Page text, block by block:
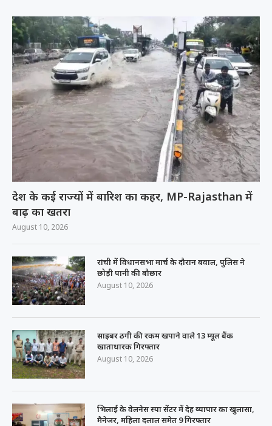
देश के कई राज्यों में बारिश का कहर, MP-Rajasthan में
बाढ़ का खतरा
August 10, 2026
रांची में विधानसभा मार्च के दौरान बवाल, पुलिस ने
छोड़ी पानी की बौछार
August 10, 2026
साइबर ठगी की रकम खपाने वाले 13 म्यूल बैंक
खाताधारक गिरफ्तार
August 10, 2026
भिलाई के वेलनेस स्पा सेंटर में देह व्यापार का खुलासा,
मैनेजर, महिला दलाल समेत 9 गिरफ्तार